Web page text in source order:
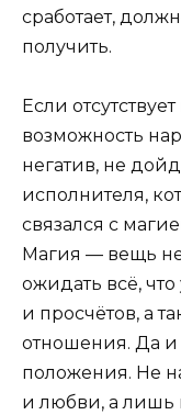
сработает,
получить.
Если
возможность
негатив, не
исполнителя,
связался с
Магия — вещь
ожидать всё,
и просчётов, а
отношения. Да
положения. Не
и любви, а лишь